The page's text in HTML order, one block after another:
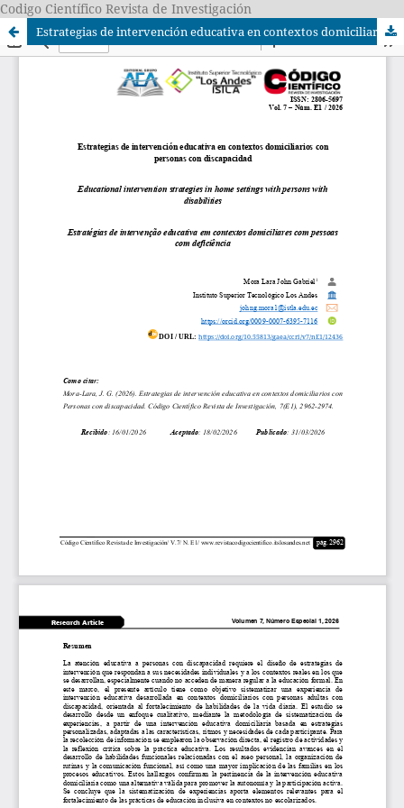
Codigo Científico Revista de Investigación
Estrategias de intervención educativa en contextos domiciliarios con personas con discapacidad